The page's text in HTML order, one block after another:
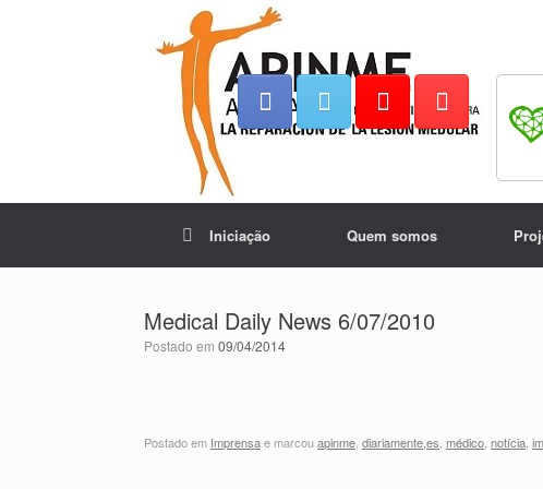
Iniciação Quem somos
Medical Daily News 6/07/2010
Postado em 09/04/2014
Postado em Imprensae marcouapinme diariamente,es médico notícia